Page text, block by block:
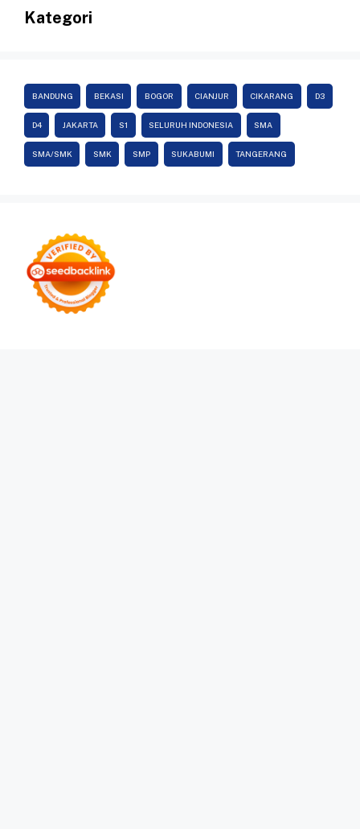
Kategori
BANDUNG BEKASI BOGOR CIANJUR CIKARANG D3
D4 JAKARTA S1 SELURUH INDONESIA SMA
SMA/SMK SMK SMP SUKABUMI TANGERANG